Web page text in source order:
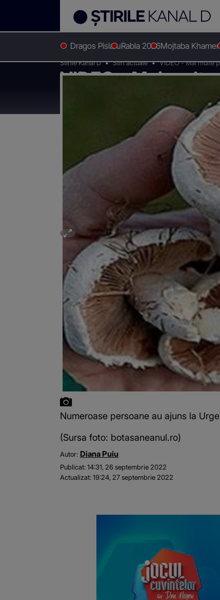
Dragos PislaruRabla 2026Mojtaba
Stirile Kanal D Stiri actuale VIDEO - Mai multe
VIDEO - Mai
din cauza
Numeroase persoane au ajuns la
(Sursa foto: botasaneanul.ro)
Autor: Diana Puiu
Publicat:14:31, 26 septembrie 2022
Actualizat:19:24, 27 septembrie 2022